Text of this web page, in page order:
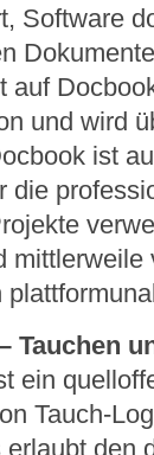
Software
auf
und wird
ist
die
Tauchen
ein
Tauch-
den